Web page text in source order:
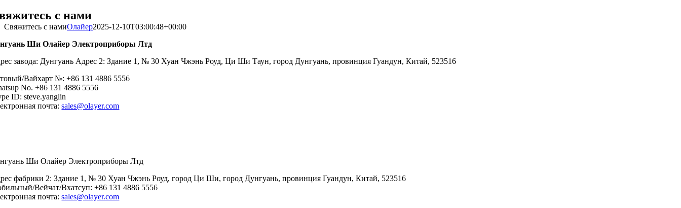
с нами
Свяжитесь с намиОлайер2025-12-10T03:00:48+00:00
Ши Олайер Электроприборы Лтд
завода: Дунгуань Адрес 2: Здание 1, № 30 Хуан Чжэнь Роуд, Ци Ши Таун, город Дунгуань, провинция Гуандун, Китай, 523516
Вайхарт №: +86 131 4886 5556
No. +86 131 4886 5556
ID: steve.yanglin
почта:sales@olayer.com
Ши Олайер Электроприборы Лтд
фабрики 2: Здание 1, № 30 Хуан Чжэнь Роуд, город Ци Ши, город Дунгуань, провинция Гуандун, Китай, 523516
Вейчат/Вхатсуп: +86 131 4886 5556
почта:sales@olayer.com